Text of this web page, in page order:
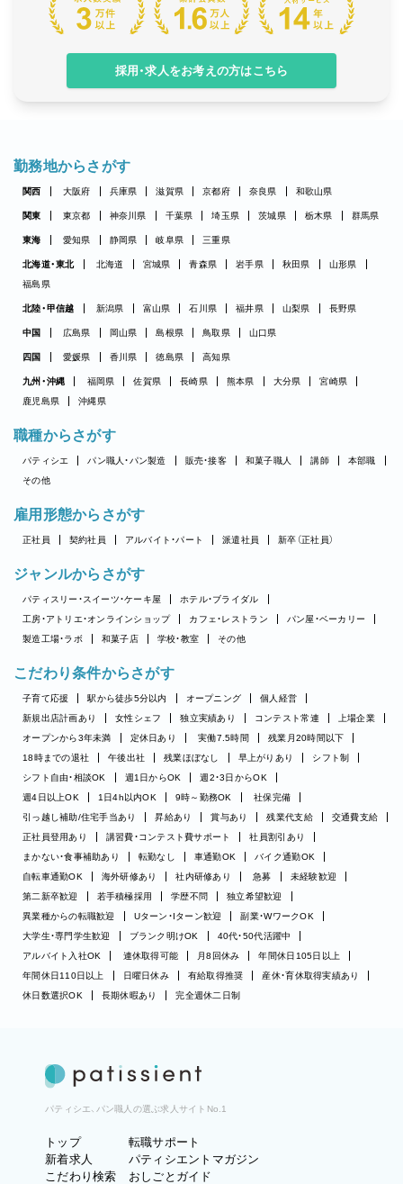
採用・求人をお考えの方はこちら
勤務地からさがす
関西 大阪府 兵庫県 滋賀県 京都府 奈良県 和歌山県
関東 東京都 神奈川県 千葉県 埼玉県 茨城県 栃木県 群馬県
東海 愛知県 静岡県 岐阜県 三重県
北海道・東北 北海道 宮城県 青森県 岩手県 秋田県
山形県
福島県
北陸・甲信越 新潟県 富山県 石川県 福井県 山梨県 長野県
中国 広島県 岡山県 島根県 鳥取県 山口県
四国 愛媛県 香川県 徳島県 高知県
九州・沖縄 福岡県 佐賀県 長崎県 熊本県 大分県
宮崎県
鹿児島県
沖縄県
職種からさがす
パティシエ パン職人・パン製造 販売・接客 和菓子職人 講師
本部職
その他
雇用形態からさがす
正社員 契約社員 アルバイト・パート 派遣社員 新卒（正社員）
ジャンルからさがす
パティスリー・スイーツ・ケーキ屋
ホテル・ブライダル
工房・アトリエ・オンラインショップ
カフェ・レストラン
パン屋・ベーカリー
製造工場・ラボ
和菓子店 学校・教室 その他
こだわり条件からさがす
子育て応援 駅から徒歩5分以内 オープニング
個人経営
新規出店計画あり
女性シェフ 独立実績あり コンテスト常連
上場企業
オープンから3年未満
定休日あり 実働7.5時間
残業月20時間以下
18時までの退社
午後出社 残業ほぼなし 早上がりあり
シフト制
シフト自由・相談OK
週1日からOK
週2・3日からOK
週4日以上OK
1日4h以内OK 9時～勤務OK
社保完備
引っ越し補助/住宅手当あり
昇給あり 賞与あり 残業代支給
交通費支給
正社員登用あり
講習費・コンテスト費サポート
社員割引あり
まかない・食事補助あり
転勤なし 車通勤OK
バイク通勤OK
自転車通勤OK
海外研修あり 社内研修あり 急募
未経験歓迎
第二新卒歓迎
若手積極採用 学歴不問
独立希望歓迎
異業種からの転職歓迎
Uターン・Iターン歓迎
副業・WワークOK
大学生・専門学生歓迎
ブランク明けOK
40代・50代活躍中
アルバイト入社OK
連休取得可能 月8回休み
年間休日105日以上
年間休日110日以上
日曜日休み 有給取得推奨
産休・育休取得実績あり
休日数選択OK
長期休暇あり 完全週休二日制
パティシエ、パン職人の選ぶ求人サイトNo.1
トップ
新着求人
こだわり検索
転職サポート
パティシエントマガジン
おしごとガイド